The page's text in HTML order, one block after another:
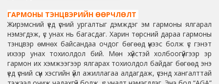
ГАРМОНЫ ТЭНЦВЭРИЙН ӨӨРЧЛӨЛТ
Жирэмсний үед үсний ургалтыг дэмждэг эм гармоны ялгарал
нэмэгдэж, үс унах нь багасдаг. Харин төрсний дараа гармоны
тэнцвэр өмнөх байсандаа очдог бөгөөд үүнээс болж үс гэнэт
ихээр унах тохиолдол бий. Мөн хүйстэй холбоогүйгээр эр
гармон их хэмжээгээр ялгарах тохиолдол байдаг бөгөөд энэ
үед үсний сүүн хэсгийн үйл ажиллагаа алдагдаж, үсэнд хангалттай